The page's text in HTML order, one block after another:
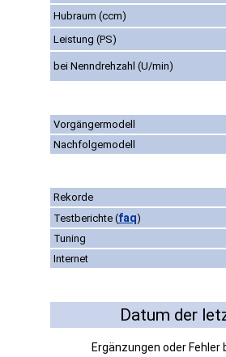
Hubraum (ccm)
Leistung (PS)
bei Nenndrehzahl (U/min)
Vorgängermodell
Nachfolgemodell
Rekorde
Testberichte (faq)
Tuning
Internet
Datum der
Ergänzungen oder